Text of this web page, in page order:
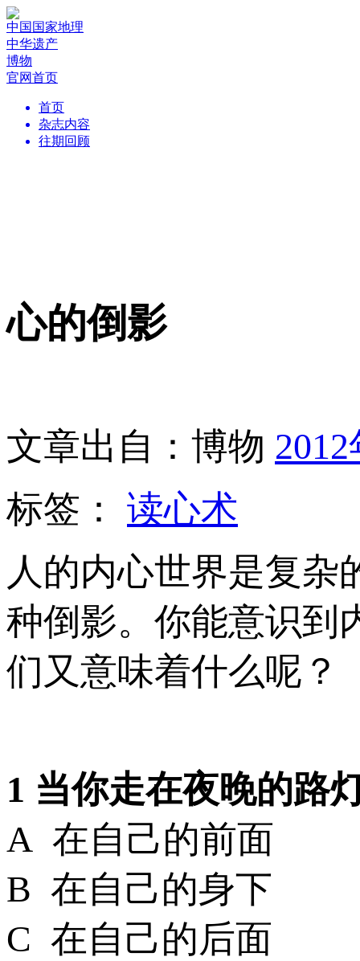
中国国家地理
中华遗产
博物
官网首页
首页
杂志内容
往期回顾
心的倒影
文章出自：博物
标签： 读心术
人的内心世界是复杂
种倒影。你能意识到
们又意味着什么呢？
1 当你走在夜晚的路
A 在自己的前面
B 在自己的身下
C 在自己的后面